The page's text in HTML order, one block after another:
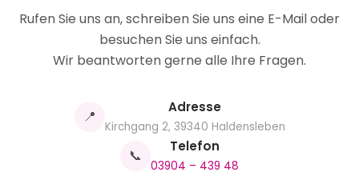
Rufen Sie uns an, schreiben Sie uns eine E-Mail oder
besuchen Sie uns einfach.
Wir beantworten gerne alle Ihre Fragen.
📍 Adresse
Kirchgang 2, 39340 Haldensleben
📞 Telefon
03904 – 439 48